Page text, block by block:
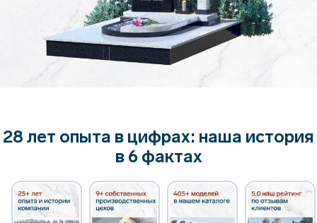
28 лет опыта в цифрах: наша история
в 6 фактах